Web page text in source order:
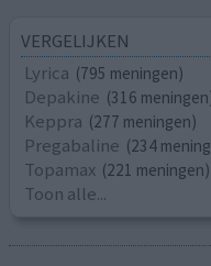
VERGELIJKEN
Lyrica (795 meningen)
Depakine (316
Keppra (277 meningen)
Pregabaline (234
Topamax (221 meningen)
Toon alle...